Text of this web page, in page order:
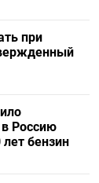
при
в Россию
бензин